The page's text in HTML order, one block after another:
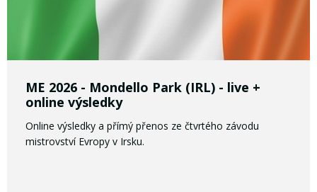
ME 2026 - Mondello Park (IRL) - live +
online výsledky
Online výsledky a přímý přenos ze čtvrtého závodu
mistrovství Evropy v Irsku.